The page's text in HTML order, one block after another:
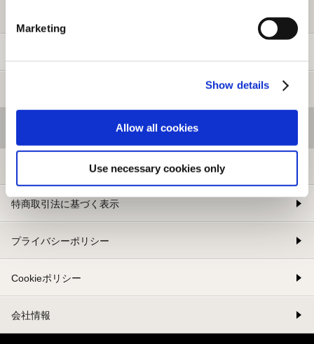
Marketing
Show details
Allow all cookies
Use necessary cookies only
特商取引法に基づく表示
プライバシーポリシー
Cookieポリシー
会社情報